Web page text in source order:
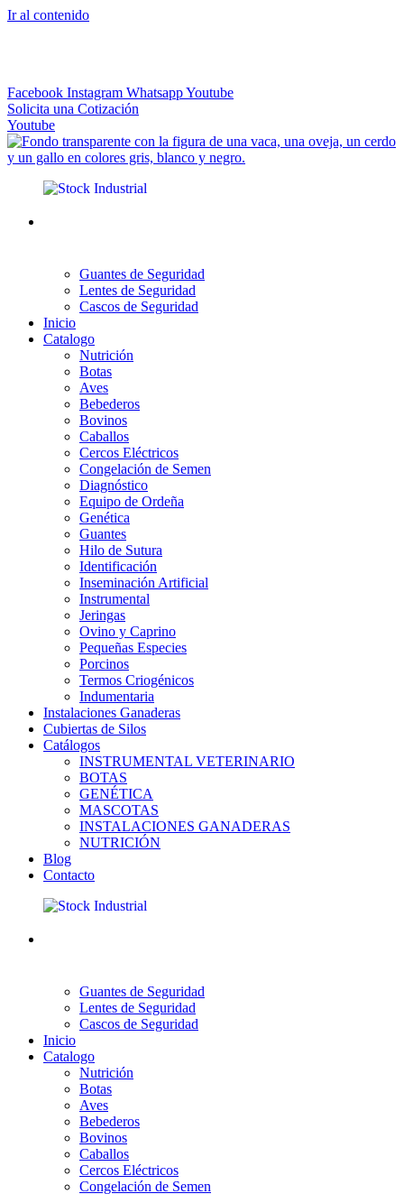
Ir al contenido
Facebook Instagram WhatsappYoutube
Solicita una Cotización
Youtube
Guantes de Seguridad
Lentes de Seguridad
Cascos de Seguridad
Inicio
Catalogo
Nutrición
Botas
Aves
Bebederos
Bovinos
Caballos
Cercos Eléctricos
Congelación de Semen
Diagnóstico
Equipo de Ordeña
Genética
Guantes
Hilo de Sutura
Identificación
Inseminación Artificial
Instrumental
Jeringas
Ovino y Caprino
Pequeñas Especies
Porcinos
Termos Criogénicos
Indumentaria
Instalaciones Ganaderas
Cubiertas de Silos
Catálogos
INSTRUMENTAL VETERINARIO
BOTAS
GENÉTICA
MASCOTAS
INSTALACIONES GANADERAS
NUTRICIÓN
Blog
Contacto
Guantes de Seguridad
Lentes de Seguridad
Cascos de Seguridad
Inicio
Catalogo
Nutrición
Botas
Aves
Bebederos
Bovinos
Caballos
Cercos Eléctricos
Congelación de Semen